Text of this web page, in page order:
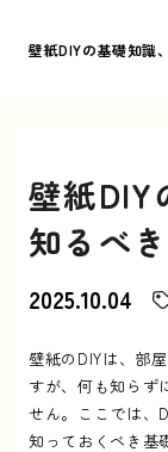
壁紙DIYの基礎知識
壁紙DIY
知るべ
2025.10.04
壁紙のDIYは、部
すが、何も知らず
せん。ここでは、
知っておくべき基